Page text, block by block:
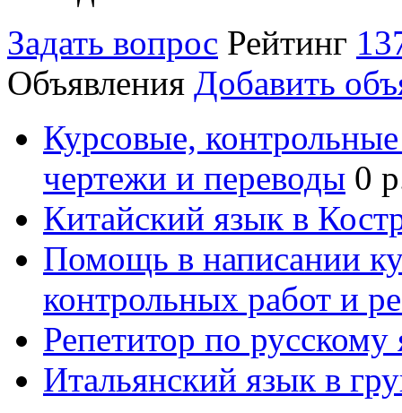
Задать вопрос Рейтинг
Объявления Добавить
Курсовые,
чертежи и переводы 0
Китайский язык в
Помощь в написании
контрольных работ и
Репетитор по русскому
Итальянский язык в